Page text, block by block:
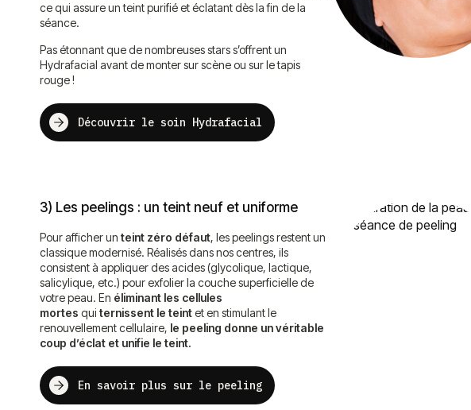
ce qui assure un teint purifié et éclatant dès la fin de la
séance.
Pas étonnant que de nombreuses stars s’offrent un
Hydrafacial avant de monter sur scène ou sur le tapis
rouge !
Découvrir le soin Hydrafacial
3) Les peelings : un teint neuf et uniforme
Pour afficher un teint zéro défaut, les peelings restent un
classique modernisé. Réalisés dans nos centres, ils
consistent à appliquer des acides (glycolique, lactique,
salicylique, etc.) pour exfolier la couche superficielle de
votre peau. En éliminant les cellules
mortes qui ternissent le teintet en stimulant le
renouvellement cellulaire, le peeling donne un véritable
coup d’éclat et unifie le teint.
En savoir plus sur le peeling